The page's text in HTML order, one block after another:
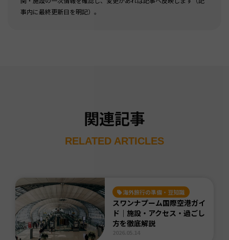
事内に最終更新日を明記）。
関連記事
RELATED ARTICLES
海外旅行の準備・豆知識
スワンナプーム国際空港ガイ
ド｜施設・アクセス・過ごし
方を徹底解説